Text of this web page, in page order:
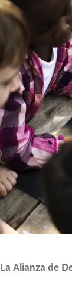
La Alianza de